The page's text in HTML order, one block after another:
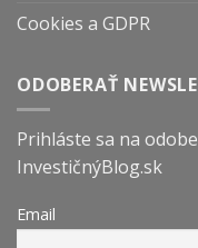
Cookies a GDPR
ODOBERAŤ
Prihláste sa na
InvestičnýBlog.sk
Email